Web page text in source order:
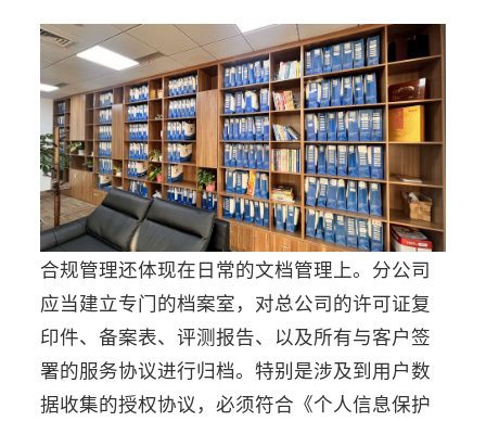
合规管理还体现在日常的文档管理上。分公司
应当建立专门的档案室，对总公司的许可证复
印件、备案表、评测报告、以及所有与客户签
署的服务协议进行归档。特别是涉及到用户数
据收集的授权协议，必须符合《个人信息保护